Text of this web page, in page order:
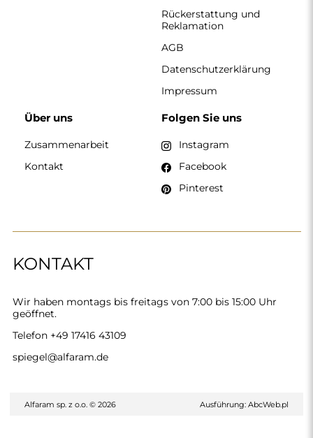
KONTAKT
Wir haben montags bis freitags von 7:00 bis 15:00 Uhr
geöffnet.
Telefon +49 17416 43109
spiegel@alfaram.de
Rückerstattung und
Reklamation
AGB
Datenschutzerklärung
Impressum
Über uns
Zusammenarbeit
Kontakt
Folgen Sie uns
Instagram
Facebook
Pinterest
Alfaram sp. z o.o. © 2026 Ausführung: AbcWeb.pl